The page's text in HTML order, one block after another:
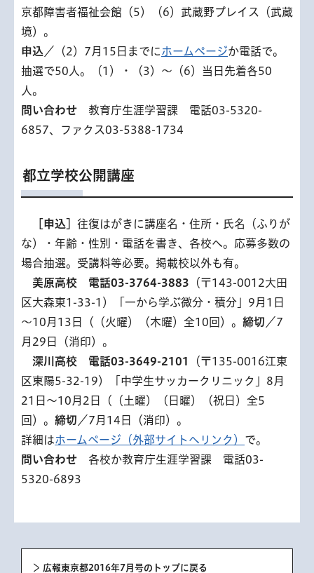
京都障害者福祉会館（5）（6）武蔵野プレイス（武蔵
境）。
申込 ／（2）7月15日までに ホームページか電話で。
抽選で50人。（1）・（3）～（6）当日先着各50
人。
問い合わせ 教育庁生涯学習課 電話03-5320-
6857、ファクス03-5388-1734
都立学校公開講座
［申込］ 往復はがきに講座名・住所・氏名（ふりが
な）・年齢・性別・電話を書き、各校へ。応募多数の
場合抽選。受講料等必要。掲載校以外も有。
美原高校 電話03-3764-3883 （〒143-0012大田
区大森東1-33-1）「一から学ぶ微分・積分」9月1日
～10月13日（（火曜）（木曜）全10回）。 締切 ／7
月29日（消印）。
深川高校 電話03-3649-2101
（〒135-0016江東
区東陽5-32-19）「中学生サッカークリニック」8月
21日～10月2日（（土曜）（日曜）（祝日）全5
回）。 締切 ／7月14日（消印）。
詳細はホームページ（外部サイトへリンク） で。
問い合わせ 各校か教育庁生涯学習課 電話03-
5320-6893
広報東京都2016年7月号のトップに戻る